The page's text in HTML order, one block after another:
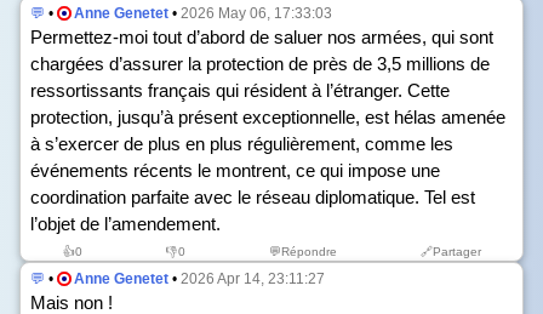
💬 • Anne Genetet • 2026 May 06, 17:33:03
Permettez-moi tout d’abord de saluer nos armées, qui sont
chargées d’assurer la protection de près de 3,5 millions de
ressortissants français qui résident à l’étranger. Cette
protection, jusqu’à présent exceptionnelle, est hélas amenée
à s’exercer de plus en plus régulièrement, comme les
événements récents le montrent, ce qui impose une
coordination parfaite avec le réseau diplomatique. Tel est
l’objet de l’amendement.
👍0 👎0 💬Répondre 🔗Partager
💬 • Anne Genetet • 2026 Apr 14, 23:11:27
Mais non !